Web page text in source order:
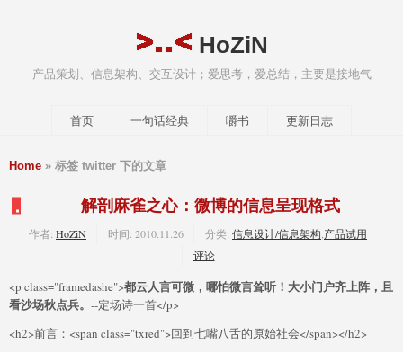
HoZiN
产品策划、信息架构、交互设计；爱思考，爱总结，主要是接地气
首页 一句话经典 嚼书 更新日志
Home » 标签 twitter 下的文章
解剖麻雀之心：微博的信息呈现格式
作者: HoZiN 时间: 2010.11.26 分类: 信息设计/信息架构 产品试用
评论
<p class="framedashe">都云人言可微，哪怕微言耸听！大小门户齐上阵，且
看沙场秋点兵。 --定场诗一首</p>
<h2>前言：<span class="txred">回到七嘴八舌的原始社会</span></h2>